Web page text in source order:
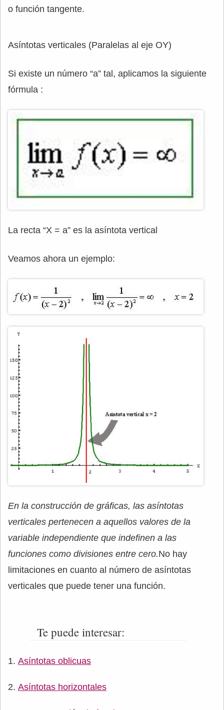
o función tangente.
Asíntotas verticales (Paralelas al eje OY)
Si existe un número “a” tal, aplicamos la siguiente
fórmula :
La recta “X = a” es la asíntota vertical
Veamos ahora un ejemplo:
En la construcción de gráficas, las asíntotas
verticales pertenecen a aquellos valores de la
variable independiente que indefinen a las
funciones como divisiones entre cero.No hay
limitaciones en cuanto al número de asíntotas
verticales que puede tener una función.
Te puede interesar:
Asíntotas oblicuas
Asíntotas horizontales